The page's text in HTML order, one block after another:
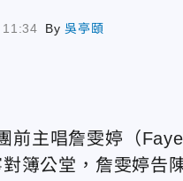
By吳亭頤
前主唱詹雯婷（
簿公堂，詹雯婷告